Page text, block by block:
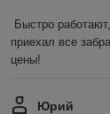
Быстро
приехал все
цены!
Юрий